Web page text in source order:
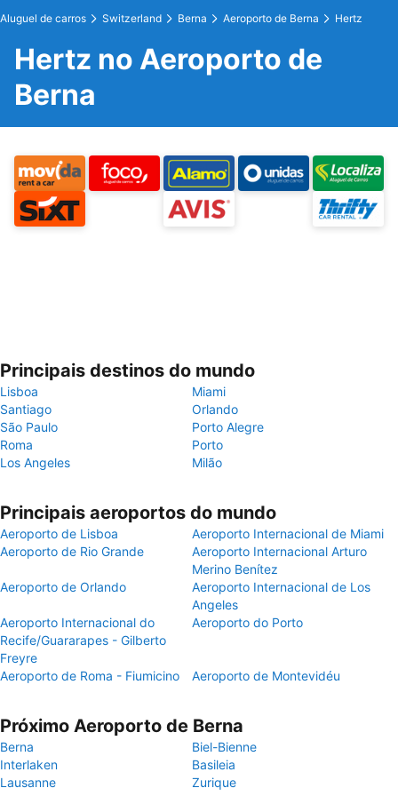
Aluguel de carros Switzerland Berna Aeroporto de Berna Hertz
Hertz no Aeroporto de
Berna
Principais destinos do mundo
Lisboa
Miami
Santiago
Orlando
São Paulo
Porto Alegre
Roma
Porto
Los Angeles
Milão
Principais aeroportos do mundo
Aeroporto de Lisboa
Aeroporto Internacional de Miami
Aeroporto de Rio Grande
Aeroporto Internacional Arturo
Merino Benítez
Aeroporto de Orlando
Aeroporto Internacional de Los
Angeles
Aeroporto Internacional do
Recife/Guararapes - Gilberto
Freyre
Aeroporto do Porto
Aeroporto de Roma - Fiumicino Aeroporto de Montevidéu
Próximo Aeroporto de Berna
Berna
Biel-Bienne
Interlaken
Basileia
Lausanne
Zurique